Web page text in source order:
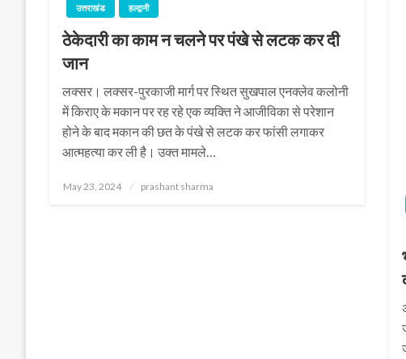
उत्तराखंड हल्द्वानी
ठेकेदारी का काम न चलने पर पंखे से लटक कर दी
जान
लक्सर। लक्सर-पुरकाजी मार्ग पर स्थित सुखपाल एनक्लेव कलोनी
में किराए के मकान पर रह रहे एक व्यक्ति ने आजीविका से परेशान
होने के बाद मकान की छत के पंखे से लटक कर फांसी लगाकर
आत्महत्या कर ली है। उक्त मामले…
Posted
May 23, 2024 prashant sharma